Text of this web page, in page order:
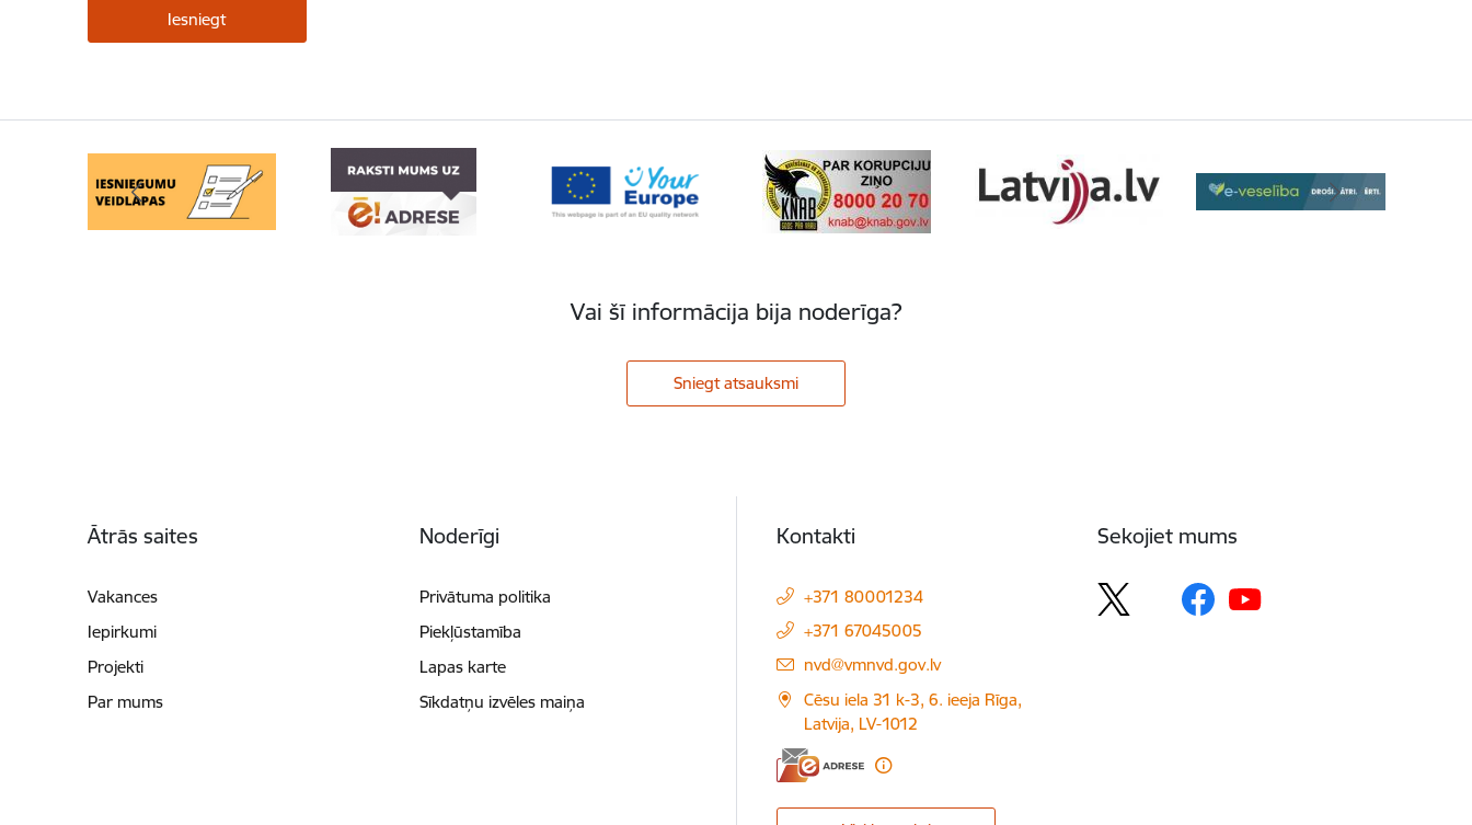
Vai šī informācija bija noderīga?
Sniegt atsauksmi
Ātrās saites
Vakances
Iepirkumi
Projekti
Par mums
Noderīgi
Privātuma politika
Piekļūstamība
Lapas karte
Sīkdatņu izvēles maiņa
Kontakti
+371 80001234
+371 67045005
E-pasts:
nvd@vmnvd.gov.lv
Cēsu iela 31 k-3, 6. ieeja Rīga,
Latvija, LV-1012
Sekojiet mums